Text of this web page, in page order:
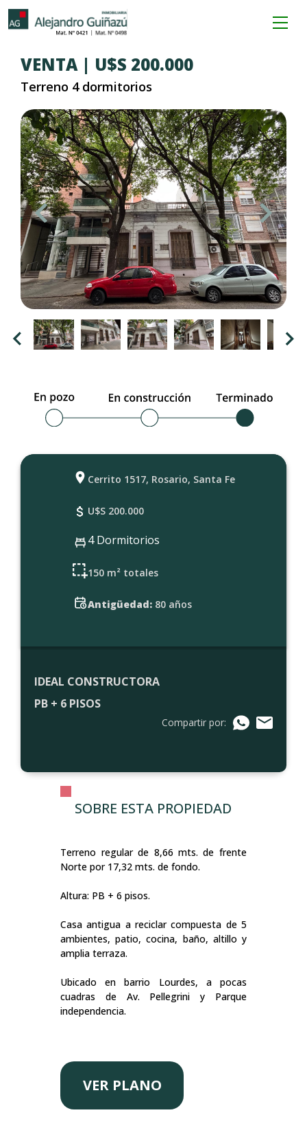
VENTA | U$S 200.000
Terreno 4 dormitorios
Cerrito 1517, Rosario, Santa Fe
U$S 200.000
4 Dormitorios
150 m² totales
Antigüedad: 80 años
IDEAL CONSTRUCTORA
PB + 6 PISOS
Compartir por:
SOBRE ESTA PROPIEDAD
Terreno regular de 8,66 mts. de frente
Norte por 17,32 mts. de fondo.
Altura: PB + 6 pisos.
Casa antigua a reciclar compuesta de 5
ambientes, patio, cocina, baño, altillo y
amplia terraza.
Ubicado en barrio Lourdes, a pocas
cuadras de Av. Pellegrini y Parque
independencia.
VER PLANO